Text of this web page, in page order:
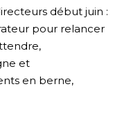
début juin :
pour relancer
et
en berne,